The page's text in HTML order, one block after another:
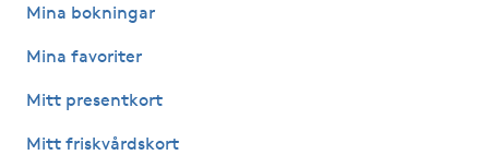
PRX-T33
PT
Mina bokningar
Mina favoriter
Mitt presentkort
Mitt friskvårdskort